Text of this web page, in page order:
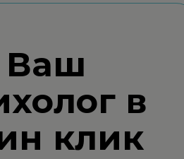
Ваш
в
клик